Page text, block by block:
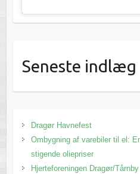
Seneste indlæg
Dragør Havnefest
Ombygning af varebiler til el:
stigende oliepriser
Hjerteforeningen Dragør/